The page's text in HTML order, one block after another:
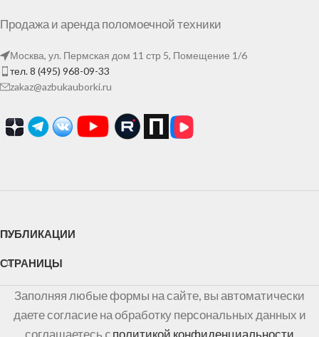
Продажа и аренда поломоечной техники
Москва, ул. Пермская дом 11 стр 5, Помещение 1/6
тел. 8 (495) 968-09-33
zakaz@azbukauborki.ru
ПУБЛИКАЦИИ
СТРАНИЦЫ
Заполняя любые формы на сайте, вы автоматически
даете согласие на обработку персональных данных и